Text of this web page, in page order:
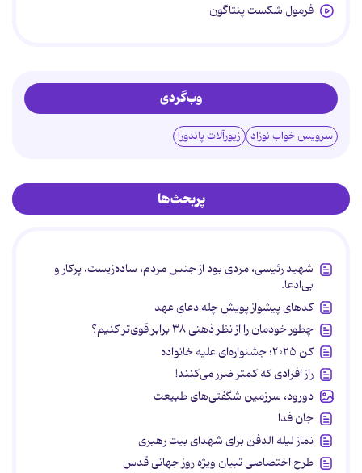
فرمول شکست پنتاگون
وب‌گردی
سرویس خواب نوزاد زیورآلات پاندورا
پربحث‌ها
شهید رئیسی، مردی بود از جنس مردم، ساده‌زیست، پرکار و
بی‌ادعا.
کدهای پیشواز پویش چله دعای عهد
چطور خودمان را از نظر ذهنی ۳۸ برابر قوی‌تر کنیم؟
کن ۲۰۲۵؛ جشنواره‌ای علیه خانواده
راز افرادی که کمتر ضرر می‌کنند!
دورود، سرزمین شگفتی‌های طبیعت
جان فدا
نماز لیله الدفن برای شهدای بیت رهبری
طرح اختصاصی تبیان ویژه روز جهانی قدس